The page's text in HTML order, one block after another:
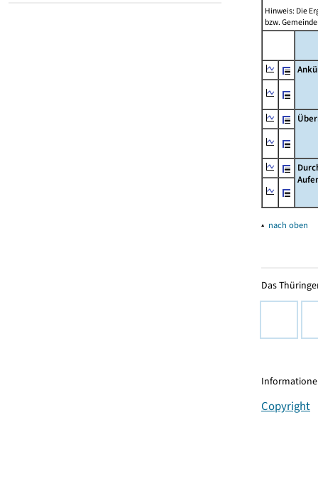
Hinweis: Die
bzw.
▴ nach oben
Das
Copyright